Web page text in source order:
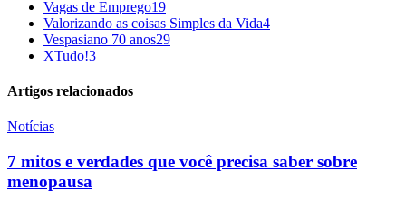
Vagas de Emprego19
Valorizando as coisas Simples da Vida4
Vespasiano 70 anos29
XTudo!3
Artigos relacionados
Notícias
7 mitos e verdades que você precisa saber sobre
menopausa